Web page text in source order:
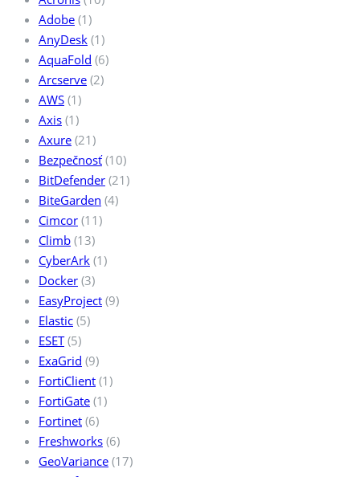
Adobe (1)
AnyDesk (1)
AquaFold (6)
Arcserve (2)
AWS (1)
Axis (1)
Axure (21)
Bezpečnosť(10)
BitDefender (21)
BiteGarden (4)
Cimcor (11)
Climb (13)
CyberArk (1)
Docker (3)
EasyProject (9)
Elastic (5)
ESET(5)
ExaGrid (9)
FortiClient (1)
FortiGate (1)
Fortinet (6)
Freshworks (6)
GeoVariance (17)